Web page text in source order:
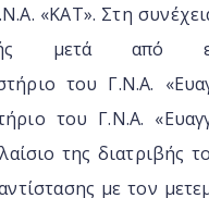
«ΚΑΤ». Στη
μετά από
του Γ.Ν.Α.
του Γ.Ν.Α.
της διατριβής
με τον